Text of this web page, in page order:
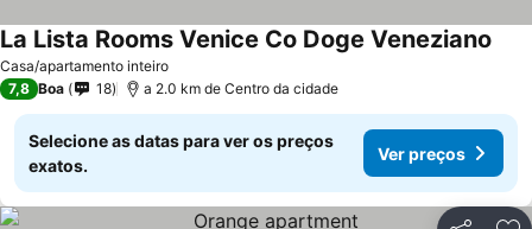
Casa/apartamento inteiro
La Lista Rooms Venice Co Doge Veneziano
7,8 Boa 18 a 2.0 km de Centro da cidade
Selecione as datas para ver os preços
exatos.
Ver preços